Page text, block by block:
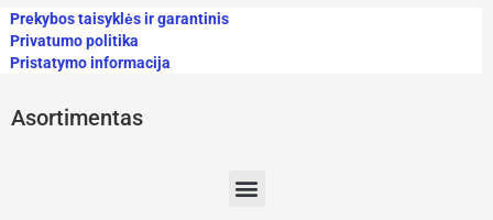
Prekybos taisyklės ir garantinis
Privatumo politika
Pristatymo informacija
Asortimentas